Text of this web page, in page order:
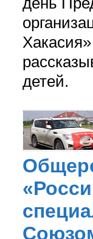
детей.